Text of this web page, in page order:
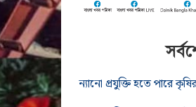
ন্যানো প্রযুক্তি হতে পারে